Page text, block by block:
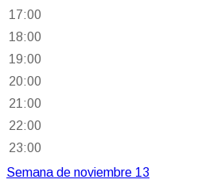
17:00
18:00
19:00
20:00
21:00
22:00
23:00
Semana de noviembre 13